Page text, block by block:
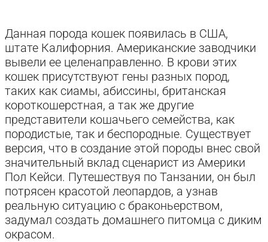
Данная порода кошек появилась в США,
штате Калифорния. Американские заводчики
вывели ее целенаправленно. В крови этих
кошек присутствуют гены разных пород,
таких как сиамы, абиссины, британская
короткошерстная, а так же другие
представители кошачьего семейства, как
породистые, так и беспородные. Существует
версия, что в создание этой породы внес свой
значительный вклад сценарист из Америки
Пол Кейси. Путешествуя по Танзании, он был
потрясен красотой леопардов, а узнав
реальную ситуацию с браконьерством,
задумал создать домашнего питомца с диким
окрасом.